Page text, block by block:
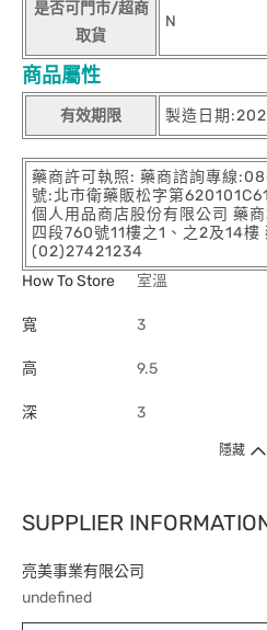
是否可門市/超商
取貨
N
商品屬性
有效期限 製造日期
藥商許可執照: 藥商諮詢專線
號:北市衛藥販松字第
個人用品商店股份有限公司 藥
四段760號11樓之1、之2及14樓
(02)27421234
How To Store
室溫
寬 3
高 9.5
深 3
隱藏
SUPPLIER
亮美事業有限公司
undefined